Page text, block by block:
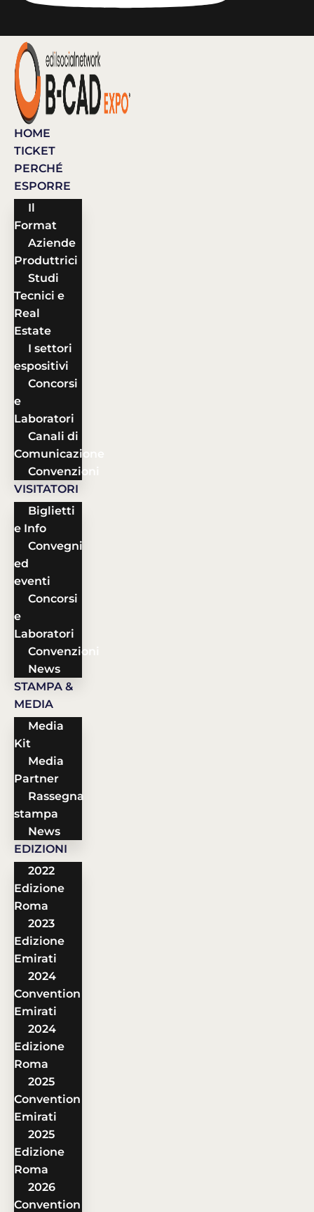
HOME
TICKET
PERCHÉ
ESPORRE
Il
Format
Aziende
Produttrici
Studi
Tecnici e
Real
Estate
I settori
espositivi
Concorsi
e
Laboratori
Canali di
Comunicazione
Convenzioni
VISITATORI
Biglietti
e Info
Convegni
ed
eventi
Concorsi
e
Laboratori
Convenzioni
News
STAMPA &
MEDIA
Media
Kit
Media
Partner
Rassegna
stampa
News
EDIZIONI
2022
Edizione
Roma
2023
Edizione
Emirati
2024
Convention
Emirati
2024
Edizione
Roma
2025
Convention
Emirati
2025
Edizione
Roma
2026
Convention